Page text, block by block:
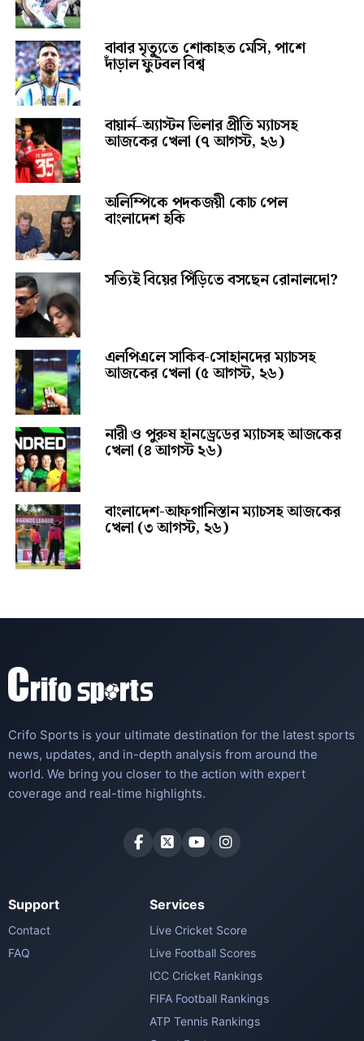
বাবার মৃত্যুতে শোকাহত মেসি, পাশে
দাঁড়াল ফুটবল বিশ্ব
বায়ার্ন–অ্যাস্টন ভিলার প্রীতি ম্যাচসহ
আজকের খেলা (৭ আগস্ট, ২৬)
অলিম্পিকে পদকজয়ী কোচ পেল
বাংলাদেশ হকি
সত্যিই বিয়ের পিঁড়িতে বসছেন রোনালদো?
এলপিএলে সাকিব-সোহানদের ম্যাচসহ
আজকের খেলা (৫ আগস্ট, ২৬)
নারী ও পুরুষ হানড্রেডের ম্যাচসহ আজকের
খেলা (৪ আগস্ট ২৬)
বাংলাদেশ-আফগানিস্তান ম্যাচসহ আজকের
খেলা (৩ আগস্ট, ২৬)
Crifo Sports is your ultimate destination for the latest sports
news, updates, and in-depth analysis from around the
world. We bring you closer to the action with expert
coverage and real-time highlights.
Support
Contact
FAQ
Services
Live Cricket Score
Live Football Scores
ICC Cricket Rankings
FIFA Football Rankings
ATP Tennis Rankings